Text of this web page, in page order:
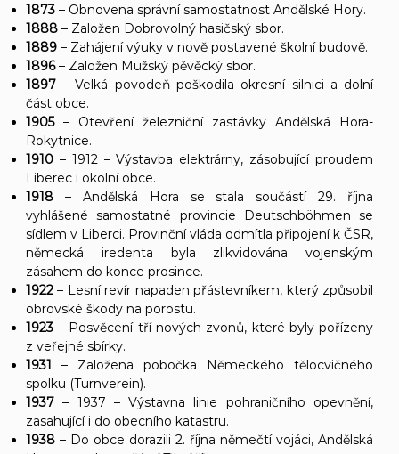
1873 – Obnovena správní samostatnost Andělské Hory.
1888 – Založen Dobrovolný hasičský sbor.
1889 – Zahájení výuky v nově postavené školní budově.
1896– Založen Mužský pěvěcký sbor.
1897– Velká povodeň poškodila okresní silnici a dolní
část obce.
1905 – Otevření železniční zastávky Andělská Hora-
Rokytnice.
1910 – 1912 – Výstavba elektrárny, zásobující proudem
Liberec i okolní obce.
1918 – Andělská Hora se stala součástí 29. října
vyhlášené samostatné provincie Deutschböhmen se
sídlem v Liberci. Provinční vláda odmítla připojení k ČSR,
německá iredenta byla zlikvidována vojenským
zásahem do konce prosince.
1922– Lesní revír napaden přástevníkem, který způsobil
obrovské škody na porostu.
1923– Posvěcení tří nových zvonů, které byly pořízeny
z veřejné sbírky.
1931 – Založena pobočka Německého tělocvičného
spolku (Turnverein).
1937– 1937 – Výstavna linie pohraničního opevnění,
zasahující i do obecního katastru.
1938 – Do obce dorazili 2. října němečtí vojáci, Andělská